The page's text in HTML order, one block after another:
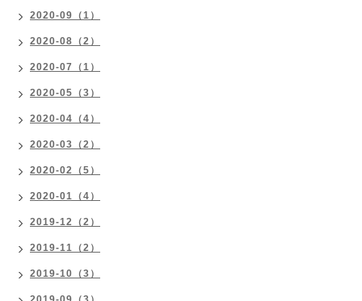
2020-09（1）
2020-08（2）
2020-07（1）
2020-05（3）
2020-04（4）
2020-03（2）
2020-02（5）
2020-01（4）
2019-12（2）
2019-11（2）
2019-10（3）